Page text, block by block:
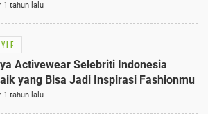
1 tahun lalu
Activewear Selebriti Indonesia
yang Bisa Jadi Inspirasi Fashionmu
1 tahun lalu